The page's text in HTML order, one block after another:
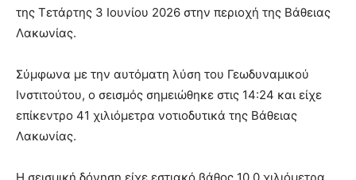
της Τετάρτης 3 Ιουνίου 2026 στην περιοχή της Βάθειας
Λακωνίας.
Σύμφωνα με την αυτόματη λύση του Γεωδυναμικού
Ινστιτούτου, ο σεισμός σημειώθηκε στις 14:24 και είχε
επίκεντρο 41 χιλιόμετρα νοτιοδυτικά της Βάθειας
Λακωνίας.